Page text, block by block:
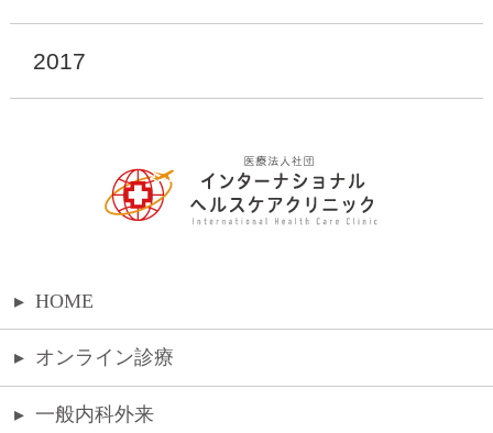
2017
▸ HOME
▸ オンライン診療
▸ 一般内科外来